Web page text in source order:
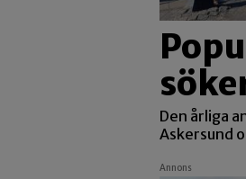
Den årliga
Askersund
Annons